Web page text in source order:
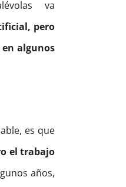
va
pero
algunos
es que
el trabajo
años,